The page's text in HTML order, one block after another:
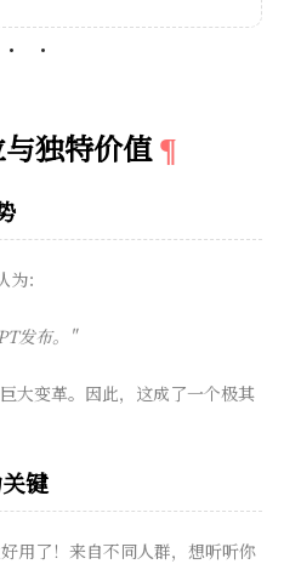
独特价值
：
发布。"
大变革。因此，这成了一个极其
键
用了！来自不同人群，想听听你